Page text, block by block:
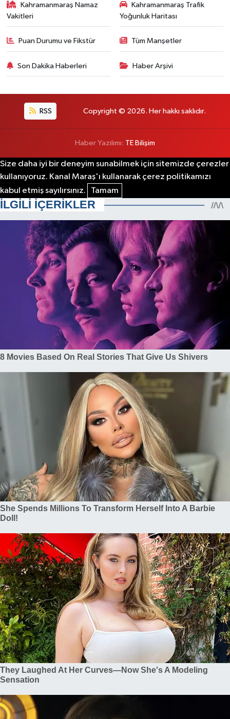
Kahramanmaraş Namaz
Vakitleri
Kahramanmaraş Trafik
Yoğunluk Haritası
Puan Durumu ve Fikstür Tüm Manşetler
Son Dakika Haberleri Haber Arşivi
RSS Copyright © 2026. Her hakkı saklıdır.
Haber Yazılımı: TE Bilişim
Size daha iyi bir deneyim sunabilmek için sitemizde çerezler
kullanıyoruz. Kanal Maraş'ı kullanarak çerez politikamızı
kabul etmiş sayılırsınız.
Tamam